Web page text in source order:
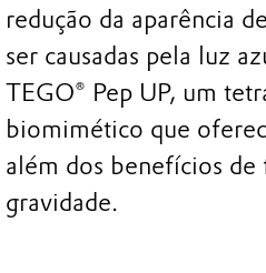
redução da aparência
ser causadas pela luz
TEGO® Pep UP, um
biomimético que
além dos benefícios
gravidade.